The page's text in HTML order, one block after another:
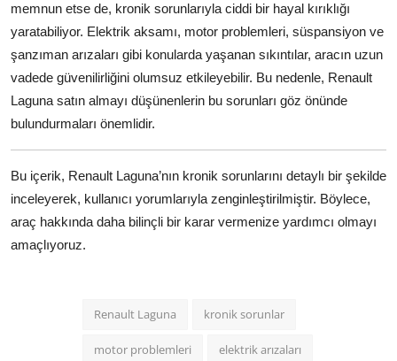
memnun etse de, kronik sorunlarıyla ciddi bir hayal kırıklığı
yaratabiliyor. Elektrik aksamı, motor problemleri, süspansiyon ve
şanzıman arızaları gibi konularda yaşanan sıkıntılar, aracın uzun
vadede güvenilirliğini olumsuz etkileyebilir. Bu nedenle, Renault
Laguna satın almayı düşünenlerin bu sorunları göz önünde
bulundurmaları önemlidir.
Bu içerik, Renault Laguna’nın kronik sorunlarını detaylı bir şekilde
inceleyerek, kullanıcı yorumlarıyla zenginleştirilmiştir. Böylece,
araç hakkında daha bilinçli bir karar vermenize yardımcı olmayı
amaçlıyoruz.
Renault Laguna kronik sorunlar
motor problemleri elektrik arızaları